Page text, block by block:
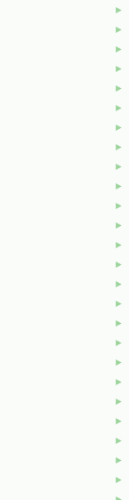
►
►
►
►
►
►
►
►
►
►
►
►
►
►
►
►
►
►
►
►
►
►
►
►
►